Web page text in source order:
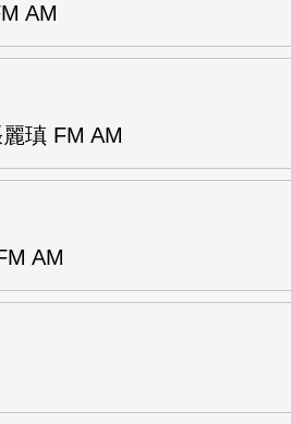
AM
瑱 FM AM
AM